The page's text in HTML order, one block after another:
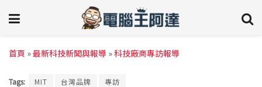
首頁 »最新科技新聞與報導 »科技廠商專訪報導
Tags: MIT 台灣品牌 專訪